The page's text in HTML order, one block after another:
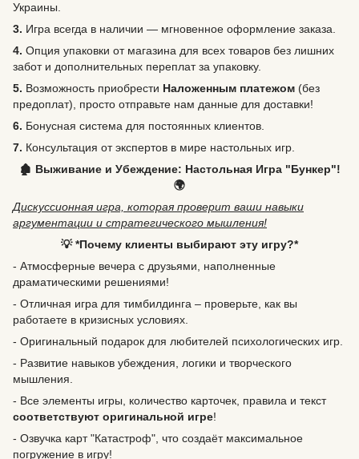
Украины.
3. Игра всегда в наличии — мгновенное оформление заказа.
4. Опция упаковки от магазина для всех товаров без лишних
забот и дополнительных переплат за упаковку.
5. Возможность приобрести Наложенным платежом (без
предоплат), просто отправьте нам данные для доставки!
6. Бонусная система для постоянных клиентов.
7. Консультация от экспертов в мире настольных игр.
🏚️ Выживание и Убеждение: Настольная Игра "Бункер"!
🌍
Дискуссионная игра, которая проверит ваши навыки
аргументации и стратегического мышления!
💡 *Почему клиенты выбирают эту игру?*
- Атмосферные вечера с друзьями, наполненные
драматическими решениями!
- Отличная игра для тимбилдинга – проверьте, как вы
работаете в кризисных условиях.
- Оригинальный подарок для любителей психологических игр.
- Развитие навыков убеждения, логики и творческого
мышления.
- Все элементы игры, количество карточек, правила и текст
соответствуют оригинальной игре!
- Озвучка карт "Катастроф", что создаёт максимальное
погружение в игру!